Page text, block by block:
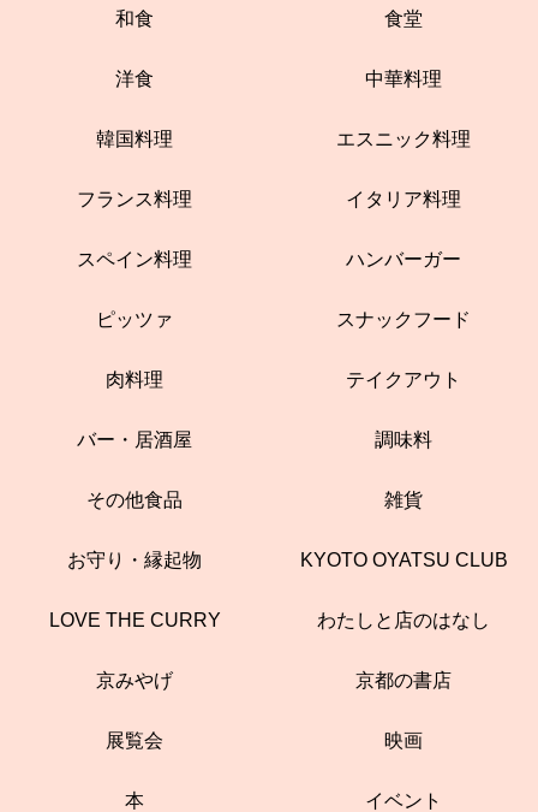
和食 食堂
洋食 中華料理
韓国料理 エスニック料理
フランス料理 イタリア料理
スペイン料理 ハンバーガー
ピッツァ スナックフード
肉料理 テイクアウト
バー・居酒屋 調味料
その他食品 雑貨
お守り・縁起物 KYOTO OYATSU CLUB
LOVE THE CURRY わたしと店のはなし
京みやげ 京都の書店
展覧会 映画
本 イベント